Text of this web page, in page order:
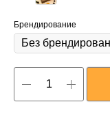
Брендирование